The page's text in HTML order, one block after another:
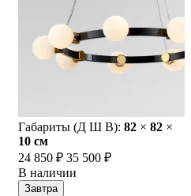
Габариты (Д Ш В): 82 × 82 ×
10 cм
24 850 ₽ 35 500 ₽
В наличии
Завтра